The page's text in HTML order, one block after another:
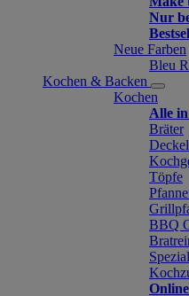
Nur
Neue Farben
Bleu
Kochen & Backen
Kochen
Alle
Bräter
Töpfe
BBQ